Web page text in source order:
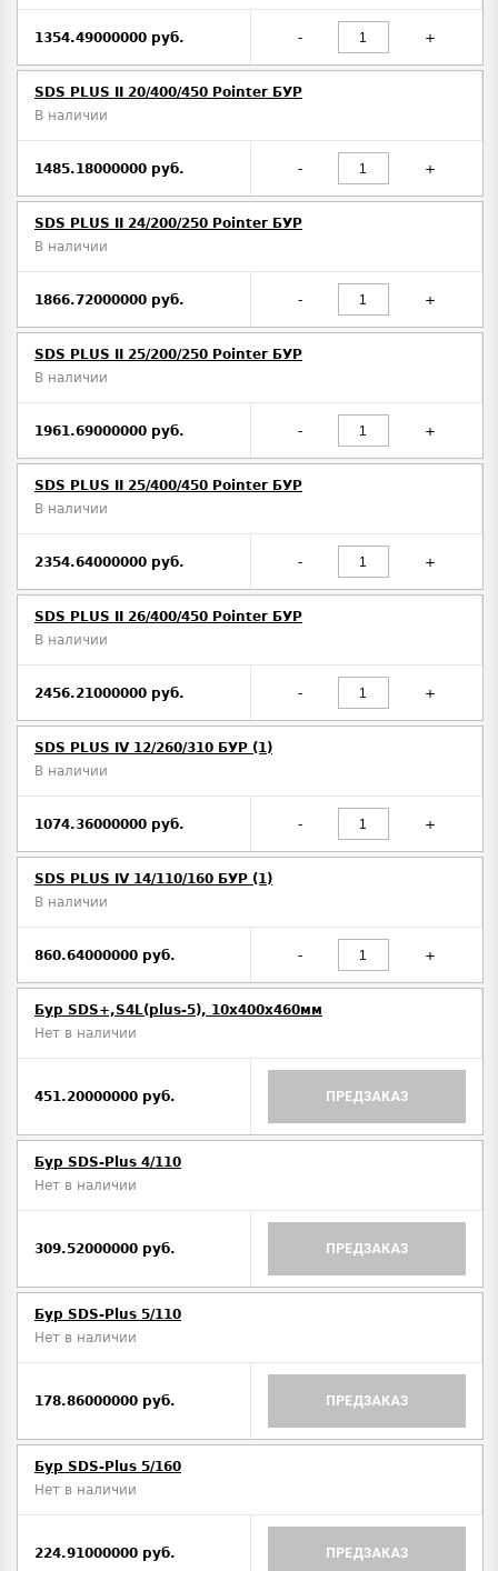
1354.49000000 руб. - +
SDS PLUS II 20/400/450 Pointer БУР
В наличии
1485.18000000 руб. - +
SDS PLUS II 24/200/250 Pointer БУР
В наличии
1866.72000000 руб. - +
SDS PLUS II 25/200/250 Pointer БУР
В наличии
1961.69000000 руб. - +
SDS PLUS II 25/400/450 Pointer БУР
В наличии
2354.64000000 руб. - +
SDS PLUS II 26/400/450 Pointer БУР
В наличии
2456.21000000 руб. - +
SDS PLUS IV 12/260/310 БУР (1)
В наличии
1074.36000000 руб. - +
SDS PLUS IV 14/110/160 БУР (1)
В наличии
860.64000000 руб. - +
Бур SDS+,S4L(plus-5), 10х400x460мм
Нет в наличии
451.20000000 руб. ПРЕДЗАКАЗ
Бур SDS-Plus 4/110
Нет в наличии
309.52000000 руб. ПРЕДЗАКАЗ
Бур SDS-Plus 5/110
Нет в наличии
178.86000000 руб. ПРЕДЗАКАЗ
Бур SDS-Plus 5/160
Нет в наличии
224.91000000 руб. ПРЕДЗАКАЗ